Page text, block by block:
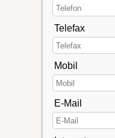
Telefax
Mobil
E-Mail